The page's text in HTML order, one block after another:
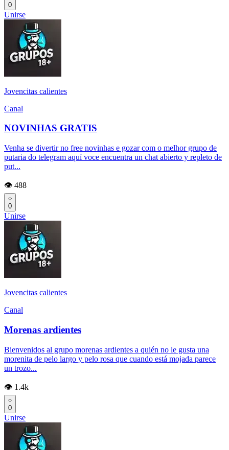
0
Unirse
Jovencitas calientes
Canal
NOVINHAS GRATIS
Venha se divertir no free novinhas e gozar com o melhor grupo de
putaria do telegram aquí voce encuentra un chat abierto y repleto de
put...
👁️ 488
0
Unirse
Jovencitas calientes
Canal
Morenas ardientes
Bienvenidos al grupo morenas ardientes a quién no le gusta una
morenita de pelo largo y pelo rosa que cuando está mojada parece
un trozo...
👁️ 1.4k
0
Unirse